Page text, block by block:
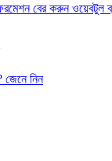
বের করুন ওয়েবটুল
নিন